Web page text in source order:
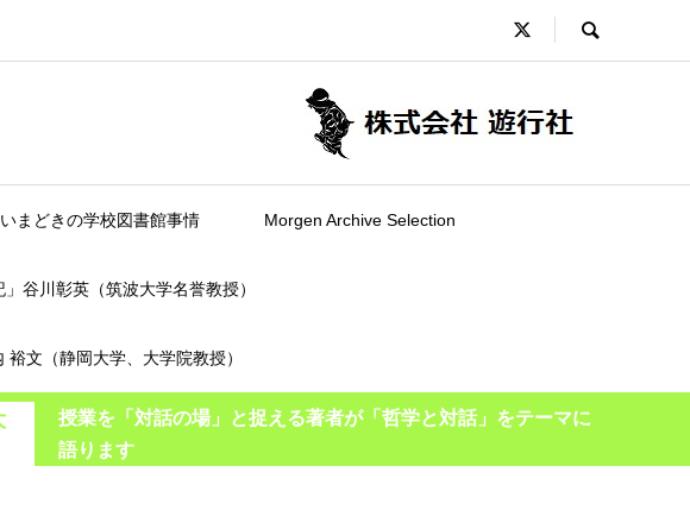
いまどきの学校図書館事情 Morgen Archive Selection
谷川彰英（筑波大学名誉教授）
文（静岡大学、大学院教授）
授業を「対話の場」と捉える著者が「哲学と対話」をテーマに
語ります